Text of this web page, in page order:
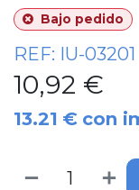
Bajo pedido
REF: IU-03201
10,92 €
13.21 € con